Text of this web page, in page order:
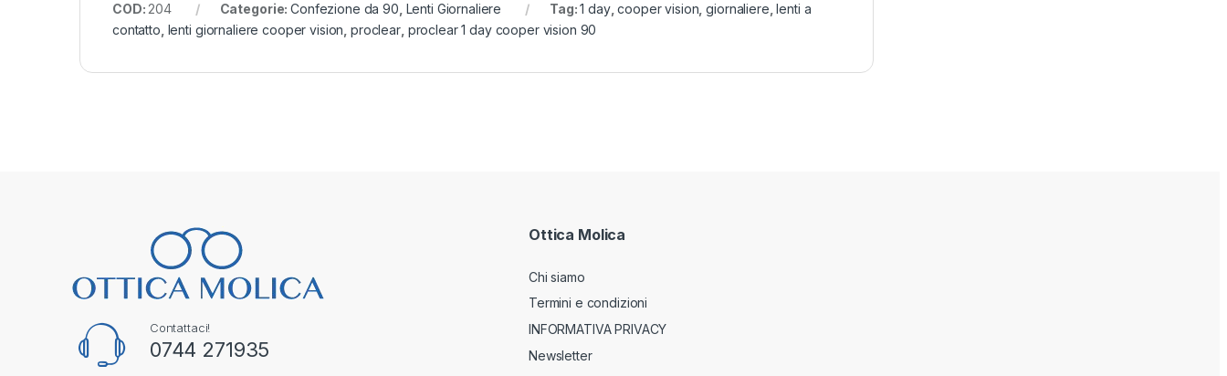
COD: 204 Categorie:Confezione da 90 Lenti Giornaliere Tag:1 day,cooper vision ,giornaliere ,lenti a
contatto lenti giornaliere cooper vision ,proclear, proclear 1 day cooper vision 90
Contattaci!
0744 271935
Ottica Molica
Chi siamo
Termini e condizioni
INFORMATIVA PRIVACY
Newsletter